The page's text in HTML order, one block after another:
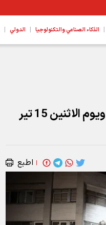
| الذكاء الصناعي والتكنولوجيا | الدولي |
تعطيل محافظة طهران يومي 13 و 14 تير، ويوم الاثنين 15 تير
| اطبع